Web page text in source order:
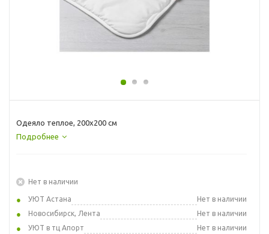
Одеяло теплое, 200x200 см
Подробнее
Нет в наличии
УЮТ Астана
Нет в наличии
Новосибирск, Лента
Нет в наличии
УЮТ в тц Апорт
Нет в наличии